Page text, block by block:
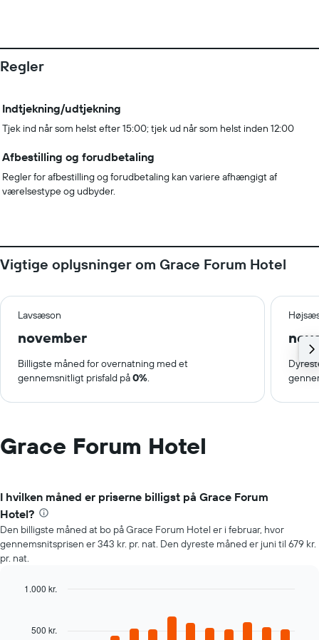
Regler
Indtjekning/udtjekning
Tjek ind når som helst efter 15:00; tjek ud når som helst inden 12:00
Afbestilling og forudbetaling
Regler for afbestilling og forudbetaling kan variere afhængigt af
værelsestype og udbyder.
Vigtige oplysninger om Grace Forum Hotel
Lavsæson
november
Billigste måned for overnatning med et
gennemsnitligt prisfald på0%.
Grace Forum Hotel
I hvilken måned er priserne billigst på Grace Forum
Hotel?
Den billigste måned at bo på Grace Forum Hotel er i februar, hvor
gennemsnitsprisen er 343 kr. pr. nat. Den dyreste måned er juni til 679 kr.
pr. nat.
with500 kr.
1.000 kr.